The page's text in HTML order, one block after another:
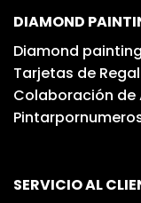
DIAMOND
Diamond
Tarjetas de
Colaboración de
SERVICIO AL